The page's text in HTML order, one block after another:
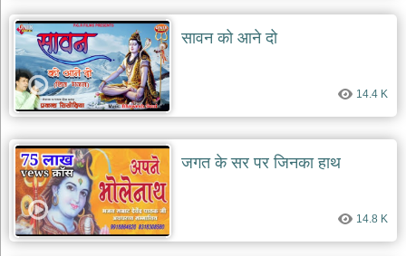
bhajans
शनि
देव
भजन
shani
dev
आज
का
भजन
bhajan
of
the
day
सावन को आने दो
14.4 K
जगत के सर पर जिनका हाथ
14.8 K